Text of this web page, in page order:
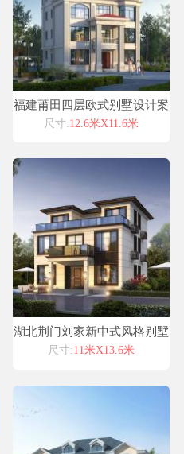
福建莆田四层欧式别墅设计案
例浙江喜天下建筑设计有限公
尺寸:12.6米X11.6米
湖北荆门刘家新中式风格别墅
自建房设计图纸喜天下建筑设
尺寸:11米X13.6米